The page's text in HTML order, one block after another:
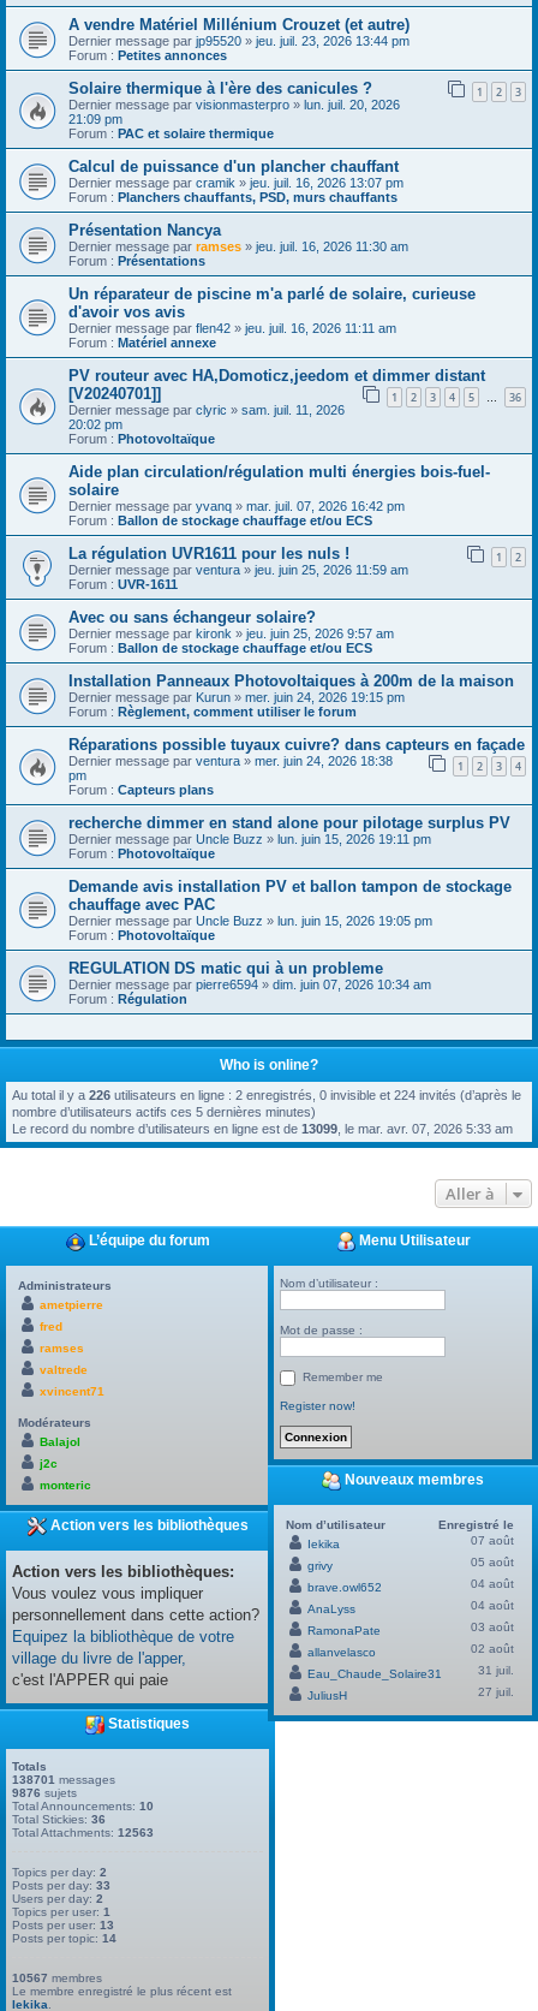
A vendre Matériel Millénium Crouzet (et autre)
Dernier message par jp95520 » jeu. juil. 23, 2026 13:44 pm
Forum : Petites annonces
Solaire thermique à l'ère des canicules ? 1 2 3
Dernier message par visionmasterpro » lun. juil. 20, 2026
21:09 pm
Forum : PAC et solaire thermique
Calcul de puissance d'un plancher chauffant
Dernier message par cramik » jeu. juil. 16, 2026 13:07 pm
Forum : Planchers chauffants, PSD, murs chauffants
Présentation Nancya
Dernier message par ramses » jeu. juil. 16, 2026 11:30 am
Forum : Présentations
Un réparateur de piscine m'a parlé de solaire, curieuse
d'avoir vos avis
Dernier message par flen42 » jeu. juil. 16, 2026 11:11 am
Forum : Matériel annexe
PV routeur avec HA,Domoticz,jeedom et dimmer distant
[V20240701]]
1 2 3 4 5 … 36
Dernier message par clyric » sam. juil. 11, 2026
20:02 pm
Forum : Photovoltaïque
Aide plan circulation/régulation multi énergies bois-fuel-
solaire
Dernier message par yvanq » mar. juil. 07, 2026 16:42 pm
Forum : Ballon de stockage chauffage et/ou ECS
La régulation UVR1611 pour les nuls ! 1 2
Dernier message par ventura » jeu. juin 25, 2026 11:59 am
Forum : UVR-1611
Avec ou sans échangeur solaire?
Dernier message par kironk » jeu. juin 25, 2026 9:57 am
Forum : Ballon de stockage chauffage et/ou ECS
Installation Panneaux Photovoltaiques à 200m de la maison
Dernier message par Kurun » mer. juin 24, 2026 19:15 pm
Forum : Règlement, comment utiliser le forum
Réparations possible tuyaux cuivre? dans capteurs en façade
1 2 3 4
Dernier message par ventura » mer. juin 24, 2026 18:38
pm
Forum : Capteurs plans
recherche dimmer en stand alone pour pilotage surplus PV
Dernier message par Uncle Buzz » lun. juin 15, 2026 19:11 pm
Forum : Photovoltaïque
Demande avis installation PV et ballon tampon de stockage
chauffage avec PAC
Dernier message par Uncle Buzz » lun. juin 15, 2026 19:05 pm
Forum : Photovoltaïque
REGULATION DS matic qui à un probleme
Dernier message par pierre6594 » dim. juin 07, 2026 10:34 am
Forum : Régulation
Who is online?
Au total il y a 226 utilisateurs en ligne : 2 enregistrés, 0 invisible et 224 invités (d’après le
nombre d’utilisateurs actifs ces 5 dernières minutes)
Le record du nombre d’utilisateurs en ligne est de 13099 , le mar. avr. 07, 2026 5:33 am
Aller à
L’équipe du forum
Administrateurs
ametpierre
fred
ramses
valtrede
xvincent71
Modérateurs
Balajol
j2c
monteric
Action vers les bibliothèques
Action vers les bibliothèques:
Vous voulez vous impliquer
personnellement dans cette action?
Equipez la bibliothèque de votre
village du livre de l'apper,
c'est l'APPER qui paie
Statistiques
Totals
138701 messages
9876 sujets
Total Announcements: 10
Total Stickies: 36
Total Attachments: 12563
Topics per day: 2
Posts per day: 33
Users per day: 2
Topics per user: 1
Posts per user: 13
Posts per topic: 14
10567 membres
Le membre enregistré le plus récent est
Iekika
Menu Utilisateur
Nom d’utilisateur :
Mot de passe :
Remember me
Register now!
Nouveaux membres
Nom d’utilisateur
Enregistré le
Iekika
07 août
grivy
05 août
brave.owl652
04 août
AnaLyss
04 août
RamonaPate
03 août
allanvelasco
02 août
Eau_Chaude_Solaire31
31 juil.
JuliusH
27 juil.